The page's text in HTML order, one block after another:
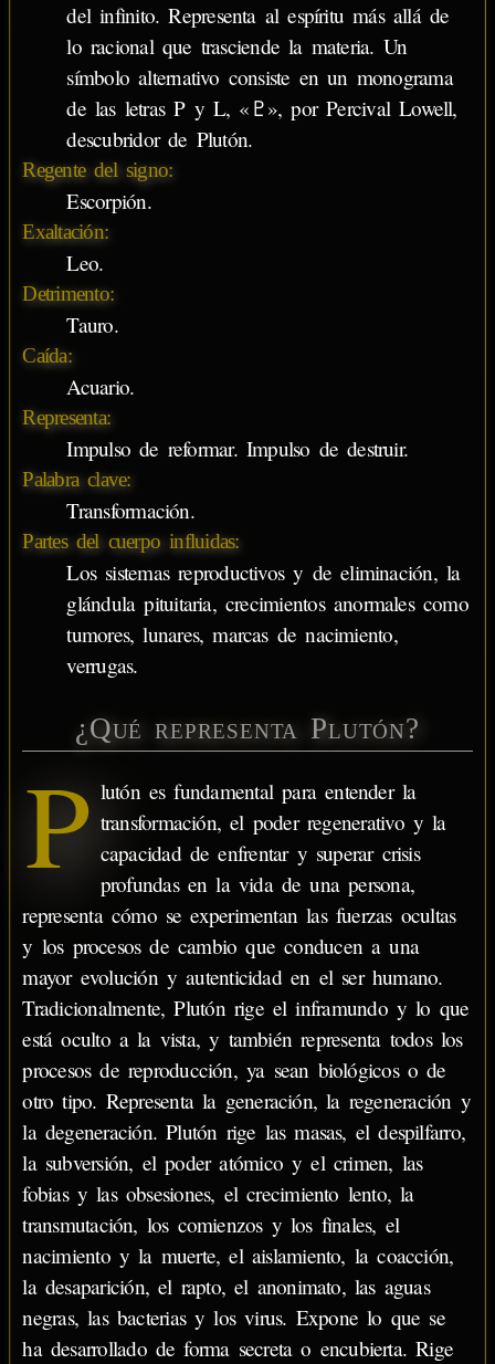
del infinito. Representa al espíritu más allá de
lo racional que trasciende la materia. Un
símbolo alternativo consiste en un monograma
de las letras P y L, «♇», por Percival Lowell,
descubridor de Plutón.
Regente del signo:
Escorpión.
Exaltación:
Leo.
Detrimento:
Tauro.
Caída:
Acuario.
Representa:
Impulso de reformar. Impulso de destruir.
Palabra clave:
Transformación.
Partes del cuerpo influidas:
Los sistemas reproductivos y de eliminación, la
glándula pituitaria, crecimientos anormales como
tumores, lunares, marcas de nacimiento,
verrugas.
¿Qué representa Plutón?
P lutón es fundamental para entender la
transformación, el poder regenerativo y la
capacidad de enfrentar y superar crisis
profundas en la vida de una persona,
representa cómo se experimentan las fuerzas ocultas
y los procesos de cambio que conducen a una
mayor evolución y autenticidad en el ser humano.
Tradicionalmente, Plutón rige el inframundo y lo que
está oculto a la vista, y también representa todos los
procesos de reproducción, ya sean biológicos o de
otro tipo. Representa la generación, la regeneración y
la degeneración. Plutón rige las masas, el despilfarro,
la subversión, el poder atómico y el crimen, las
fobias y las obsesiones, el crecimiento lento, la
transmutación, los comienzos y los finales, el
nacimiento y la muerte, el aislamiento, la coacción,
la desaparición, el rapto, el anonimato, las aguas
negras, las bacterias y los virus. Expone lo que se
ha desarrollado de forma secreta o encubierta. Rige